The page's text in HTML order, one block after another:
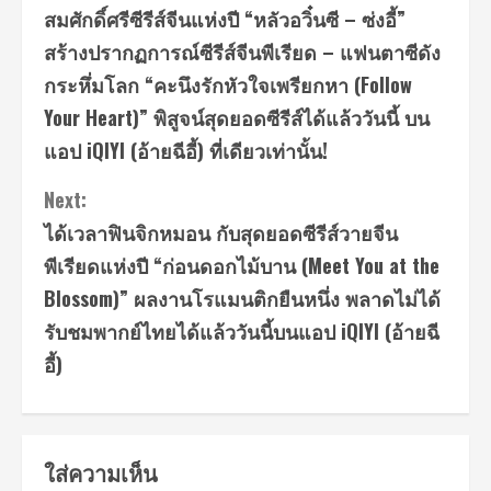
Reading
สมศักดิ์ศรีซีรีส์จีนแห่งปี “หลัวอวิ๋นซี – ซ่งอี้”
สร้างปรากฏการณ์ซีรีส์จีนพีเรียด – แฟนตาซีดัง
กระหึ่มโลก “คะนึงรักหัวใจเพรียกหา (Follow
Your Heart)” พิสูจน์สุดยอดซีรีส์ได้แล้ววันนี้ บน
แอป iQIYI (อ้ายฉีอี้) ที่เดียวเท่านั้น!
Next:
ได้เวลาฟินจิกหมอน กับสุดยอดซีรีส์วายจีน
พีเรียดแห่งปี “ก่อนดอกไม้บาน (Meet You at the
Blossom)” ผลงานโรแมนติกยืนหนึ่ง พลาดไม่ได้
รับชมพากย์ไทยได้แล้ววันนี้บนแอป iQIYI (อ้ายฉี
อี้)
ใส่ความเห็น